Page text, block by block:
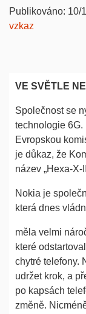
Publikováno: 10/
vzkaz
VE SVĚTLE
Společnost se
technologie
Evropskou
je důkaz, že
název „Hexa-X-
Nokia je
která dnes
měla velmi
které
chytré telefony.
udržet krok, a
po kapsách
změně.